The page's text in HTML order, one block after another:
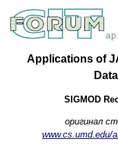
Applications of
SIGMOD
оригинал
www.cs.umd.edu/